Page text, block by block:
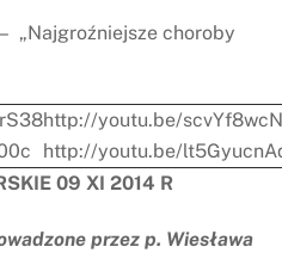
„Najgroźniejsze choroby
http://youtu.be/
http://youtu.be/
09 XI 2014 R
przez p. Wiesława